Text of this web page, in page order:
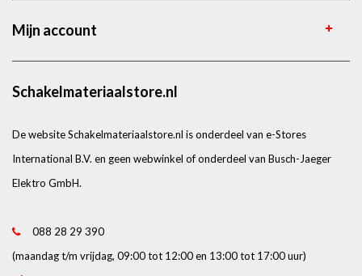
Mijn account
Schakelmateriaalstore.nl
De website Schakelmateriaalstore.nl is onderdeel van e-Stores
International B.V. en geen webwinkel of onderdeel van Busch-Jaeger
Elektro GmbH.
088 28 29 390
(maandag t/m vrijdag, 09:00 tot 12:00 en 13:00 tot 17:00 uur)